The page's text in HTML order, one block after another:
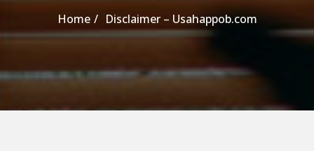
Home Disclaimer – Usahappob.com